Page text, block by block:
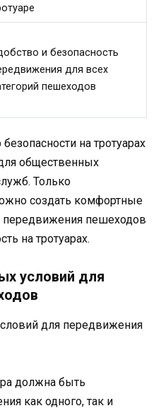
и безопасность
для всех
пешеходов
на тротуарах
общественных
Только
создать комфортные
передвижения пешеходов
на тротуарах.
условий для
должна быть
как одного, так и